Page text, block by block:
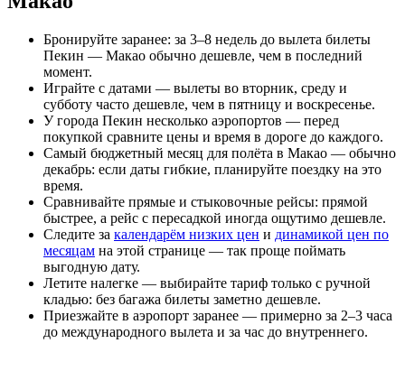
Бронируйте заранее: за 3–8 недель до вылета билеты
Пекин — Макао обычно дешевле, чем в последний
момент.
Играйте с датами — вылеты во вторник, среду и
субботу часто дешевле, чем в пятницу и воскресенье.
У города Пекин несколько аэропортов — перед
покупкой сравните цены и время в дороге до каждого.
Самый бюджетный месяц для полёта в Макао — обычно
декабрь: если даты гибкие, планируйте поездку на это
время.
Сравнивайте прямые и стыковочные рейсы: прямой
быстрее, а рейс с пересадкой иногда ощутимо дешевле.
Следите за календарём низких цен и динамикой цен по
месяцам на этой странице — так проще поймать
выгодную дату.
Летите налегке — выбирайте тариф только с ручной
кладью: без багажа билеты заметно дешевле.
Приезжайте в аэропорт заранее — примерно за 2–3 часа
до международного вылета и за час до внутреннего.